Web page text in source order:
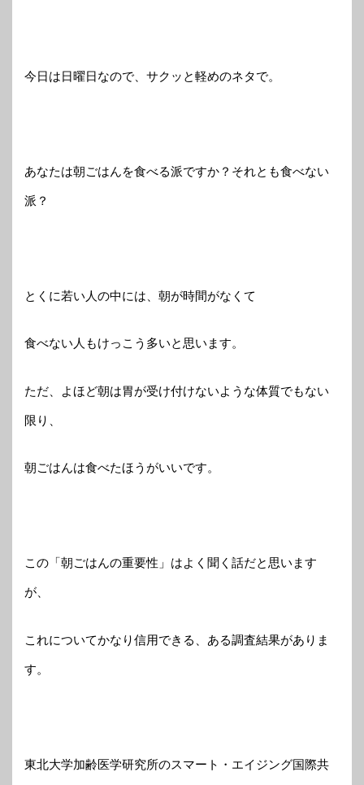
今日は日曜日なので、サクッと軽めのネタで。
あなたは朝ごはんを食べる派ですか？それとも食べない
派？
とくに若い人の中には、朝が時間がなくて
食べない人もけっこう多いと思います。
ただ、よほど朝は胃が受け付けないような体質でもない
限り、
朝ごはんは食べたほうがいいです。
この「朝ごはんの重要性」はよく聞く話だと思います
が、
これについてかなり信用できる、ある調査結果がありま
す。
東北大学加齢医学研究所のスマート・エイジング国際共